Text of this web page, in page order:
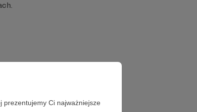
prezentujemy Ci najważniejsze